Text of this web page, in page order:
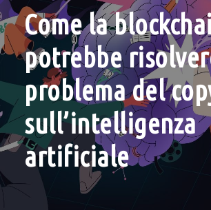
Come la
potrebbe
problema del
sull’intelligenza
artificiale